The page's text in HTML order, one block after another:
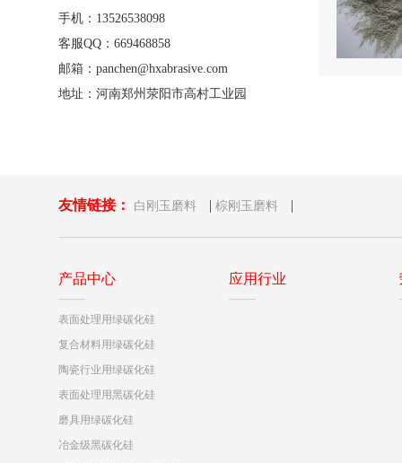
手机：13526538098
客服QQ：669468858
邮箱：panchen@hxabrasive.com
地址：河南郑州荥阳市高村工业园
友情链接： 白刚玉磨料 | 棕刚玉磨料 |
产品中心
表面处理用绿碳化硅
复合材料用绿碳化硅
陶瓷行业用绿碳化硅
表面处理用黑碳化硅
磨具用绿碳化硅
冶金级黑碳化硅
应用行业